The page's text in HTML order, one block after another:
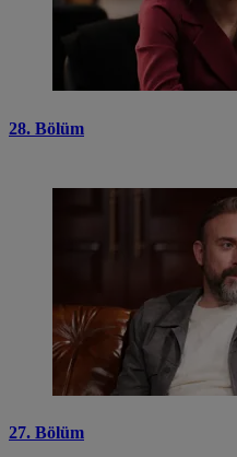
28. Bölüm
27. Bölüm